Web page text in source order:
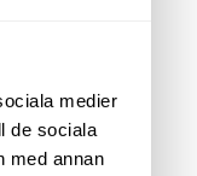
medier
de sociala
med annan